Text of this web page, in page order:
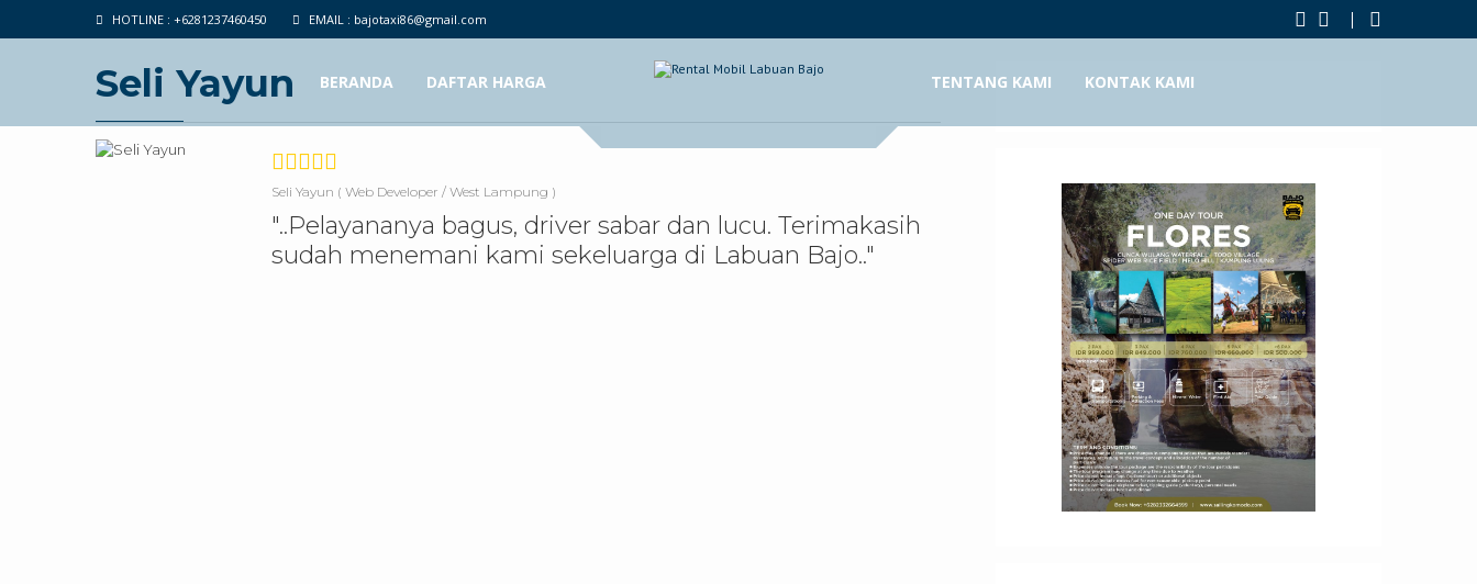
HOTLINE : +6281237460450 EMAIL : bajotaxi86@gmail.com
TENTANG KAMI KONTAK KAMI
BERANDA DAFTAR HARGA
Seli Yayun
Seli Yayun ( Web Developer / West Lampung )
"..Pelayananya bagus, driver sabar dan lucu. Terimakasih
sudah menemani kami sekeluarga di Labuan Bajo.."